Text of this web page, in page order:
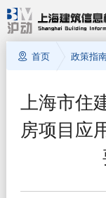
首页 政策指
上海市住
房项目应